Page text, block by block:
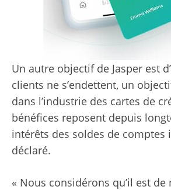
Un autre objectif de Jasper est
clients ne s’endettent, un
dans l’industrie des cartes de
bénéfices reposent depuis
intérêts des soldes de comptes
déclaré.
« Nous considérons qu’il est